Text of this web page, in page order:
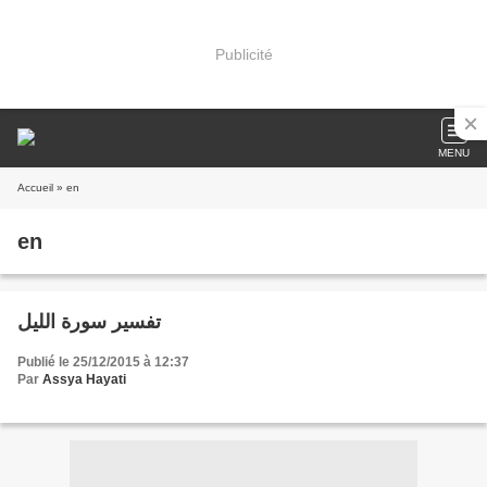
Publicité
MENU
Accueil » en
en
تفسير سورة الليل
Publié le 25/12/2015 à 12:37
Par Assya Hayati